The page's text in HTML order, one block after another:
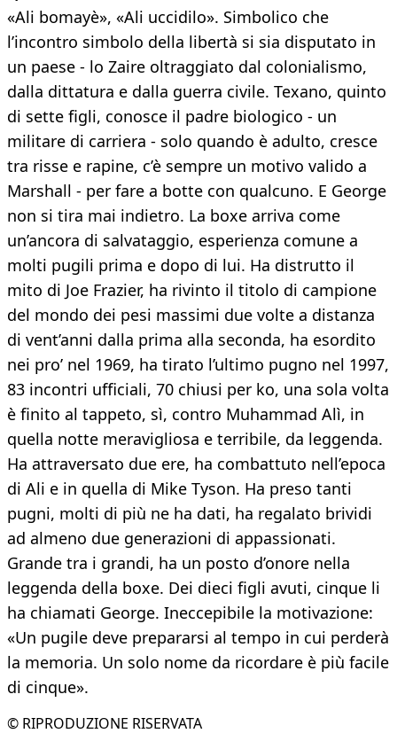
«Ali bomayè», «Ali uccidilo». Simbolico che
l’incontro simbolo della libertà si sia disputato in
un paese - lo Zaire oltraggiato dal colonialismo,
dalla dittatura e dalla guerra civile. Texano, quinto
di sette figli, conosce il padre biologico - un
militare di carriera - solo quando è adulto, cresce
tra risse e rapine, c’è sempre un motivo valido a
Marshall - per fare a botte con qualcuno. E George
non si tira mai indietro. La boxe arriva come
un’ancora di salvataggio, esperienza comune a
molti pugili prima e dopo di lui. Ha distrutto il
mito di Joe Frazier, ha rivinto il titolo di campione
del mondo dei pesi massimi due volte a distanza
di vent’anni dalla prima alla seconda, ha esordito
nei pro’ nel 1969, ha tirato l’ultimo pugno nel 1997,
83 incontri ufficiali, 70 chiusi per ko, una sola volta
è finito al tappeto, sì, contro Muhammad Alì, in
quella notte meravigliosa e terribile, da leggenda.
Ha attraversato due ere, ha combattuto nell’epoca
di Ali e in quella di Mike Tyson. Ha preso tanti
pugni, molti di più ne ha dati, ha regalato brividi
ad almeno due generazioni di appassionati.
Grande tra i grandi, ha un posto d’onore nella
leggenda della boxe. Dei dieci figli avuti, cinque li
ha chiamati George. Ineccepibile la motivazione:
«Un pugile deve prepararsi al tempo in cui perderà
la memoria. Un solo nome da ricordare è più facile
di cinque».
© RIPRODUZIONE RISERVATA